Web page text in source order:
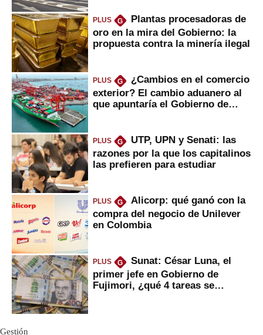
PLUS G
Plantas procesadoras de
oro en la mira del Gobierno: la
propuesta contra la minería ilegal
PLUS G
¿Cambios en el comercio
exterior? El cambio aduanero al
que apuntaría el Gobierno de
PLUS G
UTP, UPN y Senati: las
razones por la que los capitalinos
las prefieren para estudiar
PLUS G
Alicorp: qué ganó con la
compra del negocio de Unilever
en Colombia
PLUS G
Sunat: César Luna, el
primer jefe en Gobierno de
Fujimori, ¿qué 4 tareas se
Gestión